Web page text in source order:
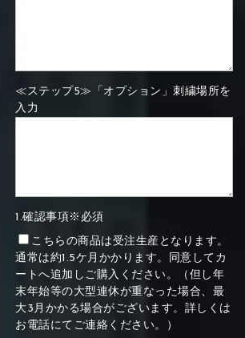
≪ステップ5≫「オプション」刺繍場所を
入力
1.確認事項※必須
こちらの商品は受注生産となります。
通常は約1.5ケ月かかります。同意してカ
ートへ追加しご購入ください。（但し年
末年始等の大型連休が重なった場合、最
大3月かかる場合がございます。詳しくは
お電話にてご連絡ください。）